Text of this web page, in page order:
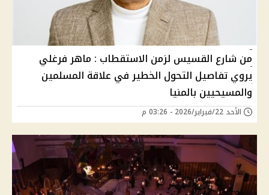
من شارع القسيس لزمن الاستقطاب : ماهر فرغلي
يروي تفاصيل التحول الخطير في علاقة المسلمين
والمسيحيين بالمنيا
الأحد 22/فبراير/2026 - 03:26 م